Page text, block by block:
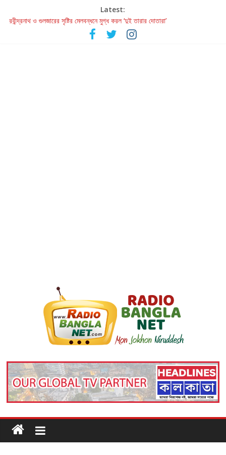
Latest:
রবীন্দ্রনাথ ও গুলজারের সৃষ্টির মেলবন্ধনে মুগ্ধ করল ‘দুই তারার দোতারা’
কলের গান থেকে রীলস্ — বাঙালির গান শোনার বিবর্তনের গল্প
জগন্নাথমঙ্গলম্ — বাংলায় প্রথমবার মঞ্চে এবার রথযাত্রার উদযাপন